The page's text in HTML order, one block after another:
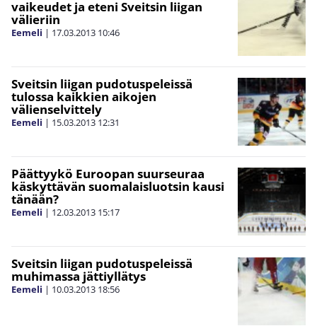
vaikeudet ja eteni Sveitsin liigan
välieriin
Eemeli | 17.03.2013 10:46
Sveitsin liigan pudotuspeleissä
tulossa kaikkien aikojen
välienselvittely
Eemeli | 15.03.2013 12:31
Päättyykö Euroopan suurseuraa
käskyttävän suomalaisluotsin kausi
tänään?
Eemeli | 12.03.2013 15:17
Sveitsin liigan pudotuspeleissä
muhimassa jättiyllätys
Eemeli | 10.03.2013 18:56